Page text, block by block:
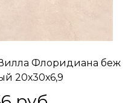
Флоридиана беж
20х30х6,9